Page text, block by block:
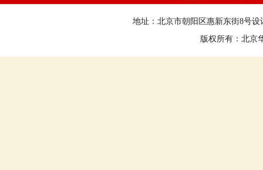
地址：北京市朝阳区惠新东街8号设
版权所有：北京